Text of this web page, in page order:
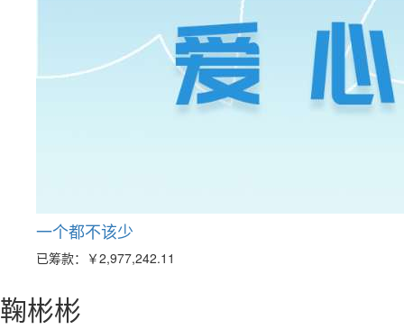
一个都不该少
已筹款： ￥2,977,242.11
鞠彬彬